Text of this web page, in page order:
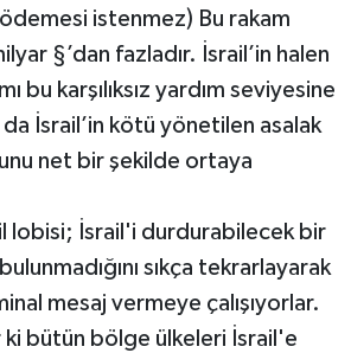
istenmez) Bu rakam
§’dan fazladır. İsrail’in halen
bu karşılıksız yardım seviyesine
da İsrail’in kötü yönetilen asalak
net bir şekilde ortaya
lobisi; İsrail'i durdurabilecek bir
sıkça tekrarlayarak
mesaj vermeye çalışıyorlar.
bütün bölge ülkeleri İsrail'e